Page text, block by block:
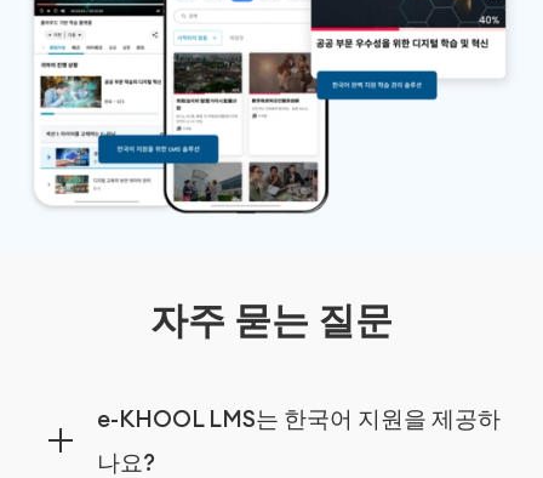
자주 묻는 질문
e-KHOOL LMS는 한국어 지원을 제공하
나요?